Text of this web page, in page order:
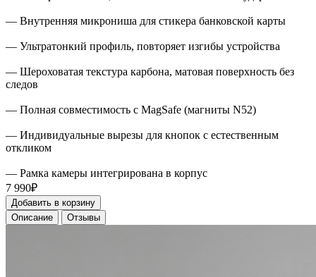
— Внутренняя микрониша для стикера банковской карты
— Ультратонкий профиль, повторяет изгибы устройства
— Шероховатая текстура карбона, матовая поверхность без
следов
— Полная совместимость с MagSafe (магниты N52)
— Индивидуальные вырезы для кнопок с естественным
откликом
— Рамка камеры интегрирована в корпус
7 990₽
Добавить в корзину
Описание
Отзывы